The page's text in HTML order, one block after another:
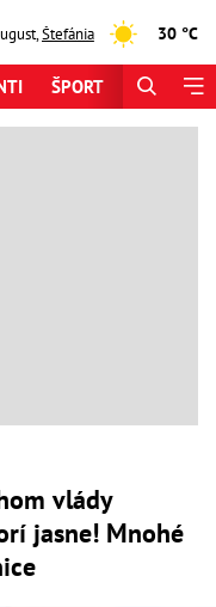
,Štefánia 30 °C
ŠPORT
vlády
jasne! Mnohé